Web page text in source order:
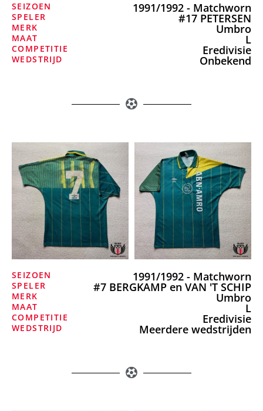
SEIZOEN 1991/1992 - Matchworn
SPELER #17 PETERSEN
MERK Umbro
MAAT L
COMPETITIE Eredivisie
WEDSTRIJD Onbekend
SEIZOEN 1991/1992 - Matchworn
SPELER #7 BERGKAMP en VAN 'T SCHIP
MERK Umbro
MAAT L
COMPETITIE Eredivisie
WEDSTRIJD Meerdere wedstrijden